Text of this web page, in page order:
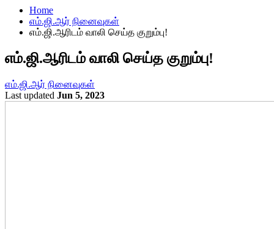
Home
எம்.ஜி.ஆர் நினைவுகள்
எம்.ஜி.ஆரிடம் வாலி செய்த குறும்பு!
எம்.ஜி.ஆரிடம் வாலி செய்த குறும்பு!
எம்.ஜி.ஆர் நினைவுகள்
Last updated Jun 5, 2023